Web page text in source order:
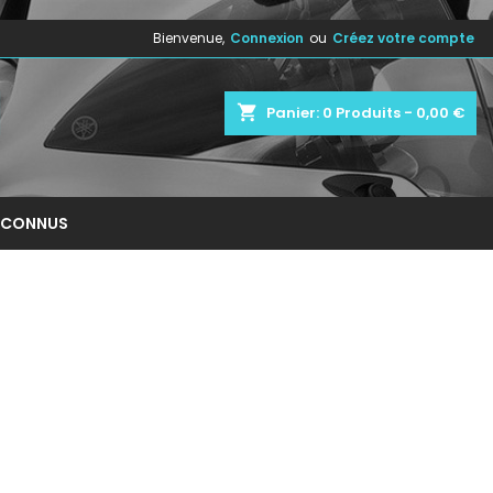
Bienvenue, Connexion ou Créez votre compte
shopping_cart Panier: 0 Produits - 0,00 €